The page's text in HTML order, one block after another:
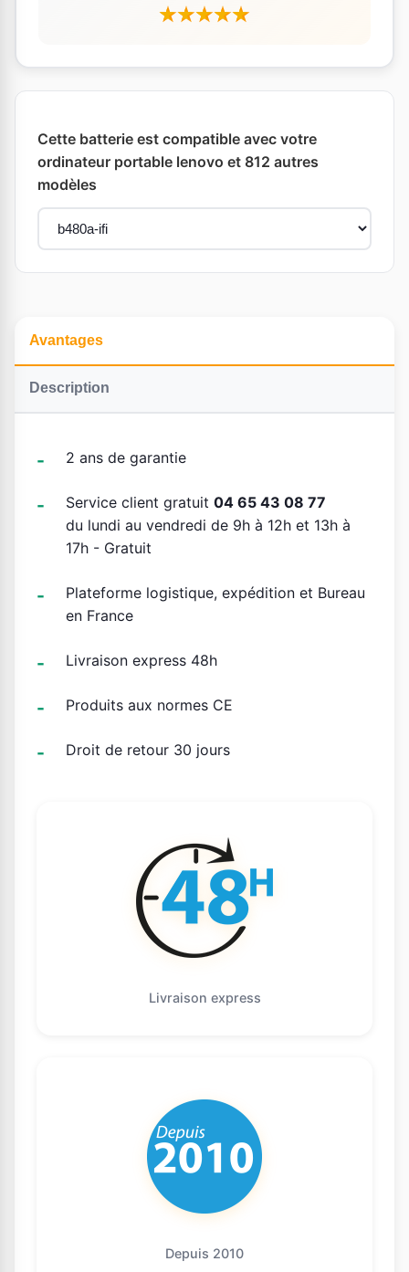
Cette batterie est compatible avec votre
ordinateur portable lenovo et 812 autres
modèles
Avantages
Description
2 ans de garantie
Service client gratuit 04 65 43 08 77
du lundi au vendredi de 9h à 12h et 13h à
17h - Gratuit
Plateforme logistique, expédition et Bureau
en France
Livraison express 48h
Produits aux normes CE
Droit de retour 30 jours
Livraison express
Depuis 2010